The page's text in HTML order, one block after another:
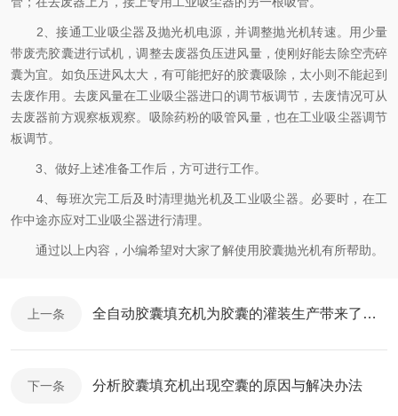
2、接通工业吸尘器及抛光机电源，并调整抛光机转速。用少量
带废壳胶囊进行试机，调整去废器负压进风量，使刚好能去除空壳碎
囊为宜。如负压进风太大，有可能把好的胶囊吸除，太小则不能起到
去废作用。去废风量在工业吸尘器进口的调节板调节，去废情况可从
去废器前方观察板观察。吸除药粉的吸管风量，也在工业吸尘器调节
板调节。
3、做好上述准备工作后，方可进行工作。
4、每班次完工后及时清理抛光机及工业吸尘器。必要时，在工
作中途亦应对工业吸尘器进行清理。
通过以上内容，小编希望对大家了解使用胶囊抛光机有所帮助。
上一条 全自动胶囊填充机为胶囊的灌装生产带来了便利
下一条 分析胶囊填充机出现空囊的原因与解决办法